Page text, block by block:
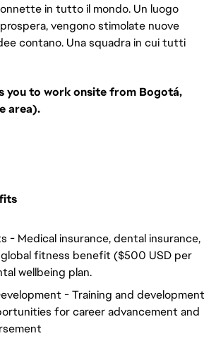
in tutto il mondo. Un luogo
vengono stimolate nuove
contano. Una squadra in cui tutti
you to work onsite from Bogotá,
area).
- Medical insurance, dental insurance,
fitness benefit ($500 USD per
wellbeing plan.
- Training and development
for career advancement and